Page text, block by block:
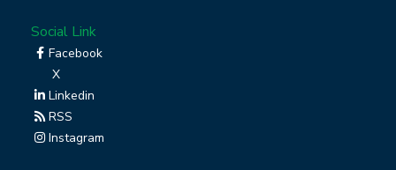
Social Link
Facebook
X
Linkedin
RSS
Instagram